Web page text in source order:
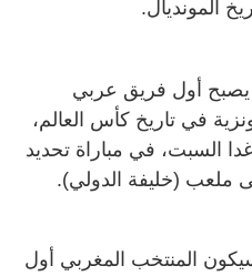
المونديال.
أول فريق عربي
في تاريخ كأس العالم،
السبت، في مباراة تحديد
ملعب (خليفة الدولي).
المنتخب المغربي أول